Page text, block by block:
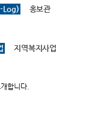
Log) 홍보관
지역복지사업
합니다.